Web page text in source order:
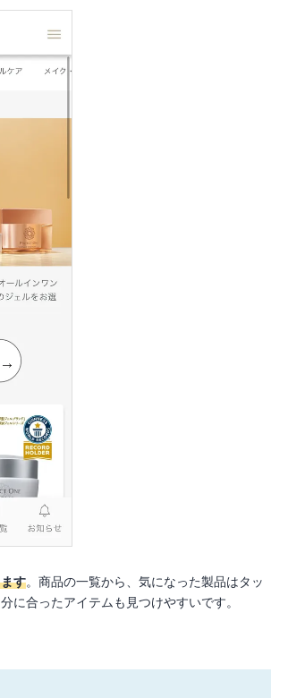
す。商品の一覧から、気になった製品はタッ
に合ったアイテムも見つけやすいです。